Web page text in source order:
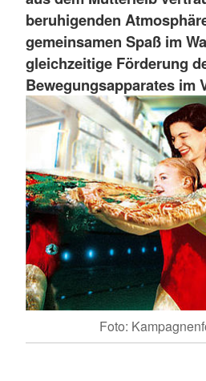
beruhigenden
gemeinsamen Spaß im
gleichzeitige Förderung
Bewegungsapparates im
Foto: